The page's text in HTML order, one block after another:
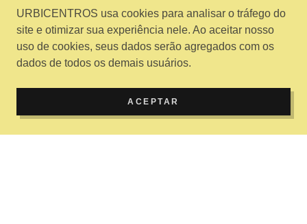
URBICENTROS usa cookies para analisar o tráfego do
site e otimizar sua experiência nele. Ao aceitar nosso
uso de cookies, seus dados serão agregados com os
dados de todos os demais usuários.
ACEPTAR